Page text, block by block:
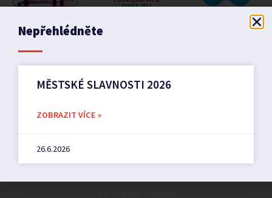
542 42 Pilníkov
MěU: Po: 08:00 – 17:00,
Nepřehlédněte
MĚSTSKÉ SLAVNOSTI 2026
ZOBRAZIT VÍCE »
26.6.2026